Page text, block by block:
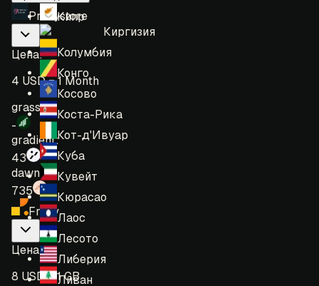
Кипр
Киргизия
Колумбия
Конго
Косово
Коста-Рика
Кот-д'Ивуар
Куба
Кувейт
Кюрасао
Лаос
Лесото
Либерия
Ливан
Proxystore
Цена:
4 USD = 1 Month
grass:
-
gradient:
43
dawn:
735
Froxy
Цена:
8 USD = 1 GB